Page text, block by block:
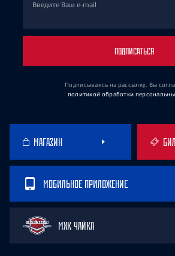
Введите Ваш e-mail
ПОДПИСАТЬСЯ
Подписываясь на рассылку, Вы
политикой обработки
МАГАЗИН
МОБИЛЬНОЕ ПРИЛОЖЕНИЕ
МХК ЧАЙКА